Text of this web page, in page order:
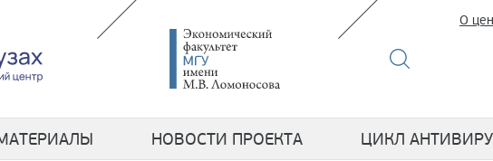
О
НОВОСТИ ПРОЕКТА ЦИКЛ